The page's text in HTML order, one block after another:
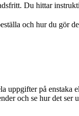
Du hittar
och hur du gör
uppgifter på enstaka
och se hur det ser